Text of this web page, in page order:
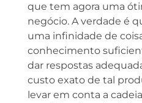
que tem agora uma
negócio. A verdade é
uma infinidade de
conhecimento
dar respostas
custo exato de tal
levar em conta a